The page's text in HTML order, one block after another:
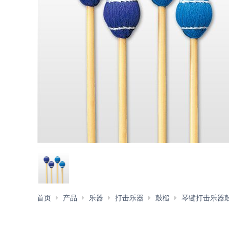
首页 产品 乐器 打击乐器 鼓槌 琴键打击乐器